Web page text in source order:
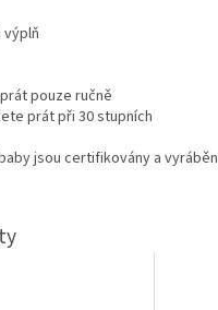
výplň
pouze ručně
prát při 30 stupních
jsou certifikovány a